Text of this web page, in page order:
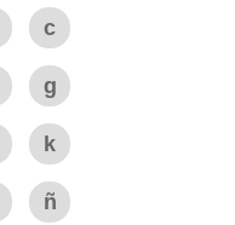
c
g
k
ñ